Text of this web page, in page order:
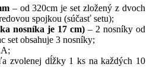
– od 320cm je set zložený z dvoch
spojkou (súčasť setu);
nosníka je 17 cm) – 2 nosníky od
set obsahuje 3 nosníky;
zvolenej dĺžky 1 ks na každých 10